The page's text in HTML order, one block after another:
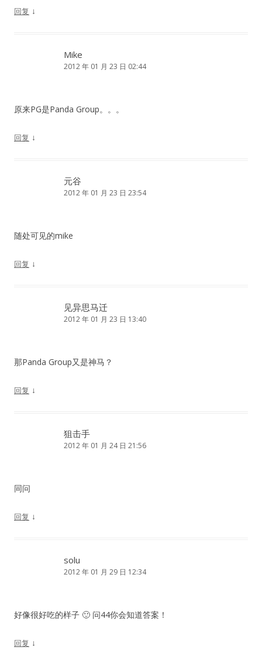
回复 ↓
Mike
2012 年 01 月 23 日 02:44
原来PG是Panda Group。。。
回复 ↓
元谷
2012 年 01 月 23 日 23:54
随处可见的mike
回复 ↓
见异思马迁
2012 年 01 月 23 日 13:40
那Panda Group又是神马？
回复 ↓
狙击手
2012 年 01 月 24 日 21:56
同问
回复 ↓
solu
2012 年 01 月 29 日 12:34
好像很好吃的样子 🙂 问44你会知道答案！
回复 ↓